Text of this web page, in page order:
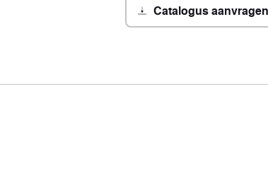
Catalogus aanvragen